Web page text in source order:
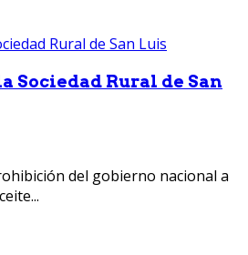
Sociedad Rural de San
del gobierno nacional a